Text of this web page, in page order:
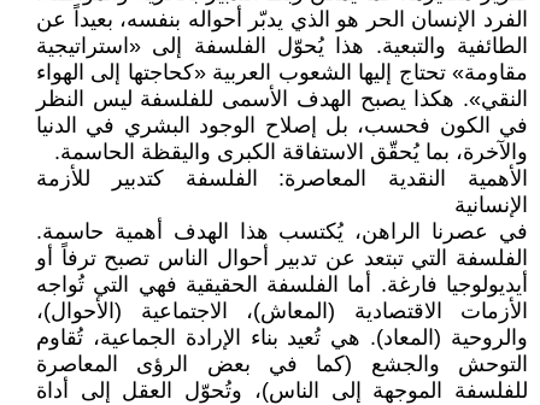
الفرد الإنسان الحر هو الذي يدبّر أحواله بنفسه، بعيداً عن
الطائفية والتبعية. هذا يُحوّل الفلسفة إلى «استراتيجية
مقاومة» تحتاج إليها الشعوب العربية «كحاجتها إلى الهواء
النقي». هكذا يصبح الهدف الأسمى للفلسفة ليس النظر
في الكون فحسب، بل إصلاح الوجود البشري في الدنيا
والآخرة، بما يُحقّق الاستفاقة الكبرى واليقظة الحاسمة.
الأهمية النقدية المعاصرة: الفلسفة كتدبير للأزمة
الإنسانية
في عصرنا الراهن، يُكتسب هذا الهدف أهمية حاسمة.
الفلسفة التي تبتعد عن تدبير أحوال الناس تصبح ترفاً أو
أيديولوجيا فارغة. أما الفلسفة الحقيقية فهي التي تُواجه
الأزمات الاقتصادية (المعاش)، الاجتماعية (الأحوال)،
والروحية (المعاد). هي تُعيد بناء الإرادة الجماعية، تُقاوم
التوحش والجشع (كما في بعض الرؤى المعاصرة
للفلسفة الموجهة إلى الناس)، وتُحوّل العقل إلى أداة